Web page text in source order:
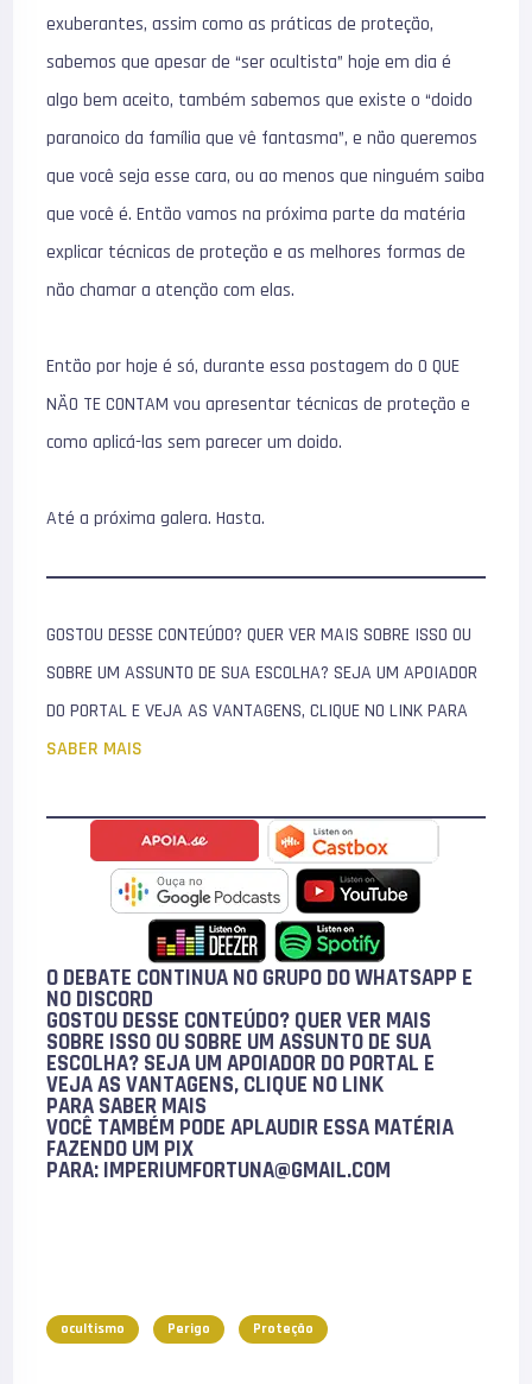
exuberantes, assim como as práticas de proteção,
sabemos que apesar de “ser ocultista” hoje em dia é
algo bem aceito, também sabemos que existe o “doido
paranoico da família que vê fantasma”, e não queremos
que você seja esse cara, ou ao menos que ninguém saiba
que você é. Então vamos na próxima parte da matéria
explicar técnicas de proteção e as melhores formas de
não chamar a atenção com elas.
Então por hoje é só, durante essa postagem do O QUE
NÃO TE CONTAM vou apresentar técnicas de proteção e
como aplicá-las sem parecer um doido.
Até a próxima galera. Hasta.
GOSTOU DESSE CONTEÚDO? QUER VER MAIS SOBRE ISSO OU
SOBRE UM ASSUNTO DE SUA ESCOLHA? SEJA UM APOIADOR
DO PORTAL E VEJA AS VANTAGENS, CLIQUE NO LINK PARA
SABER MAIS
O DEBATE CONTINUA NO GRUPO DO WHATSAPP E
NO DISCORD
GOSTOU DESSE CONTEÚDO? QUER VER MAIS
SOBRE ISSO OU SOBRE UM ASSUNTO DE SUA
ESCOLHA? SEJA UM APOIADOR DO PORTAL E
VEJA AS VANTAGENS, CLIQUE NO LINK
PARA SABER MAIS
VOCÊ TAMBÉM PODEAPLAUDIR ESSA MATÉRIA
FAZENDO UM PIX
PARA: IMPERIUMFORTUNA@GMAIL.COM
ocultismo Perigo Proteção